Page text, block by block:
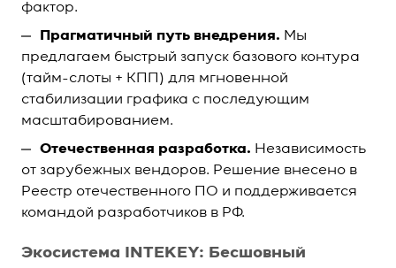
фактор.
Прагматичный путь внедрения. Мы
предлагаем быстрый запуск базового контура
(тайм-слоты + КПП) для мгновенной
стабилизации графика с последующим
масштабированием.
Отечественная разработка. Независимость
от зарубежных вендоров. Решение внесено в
Реестр отечественного ПО и поддерживается
командой разработчиков в РФ.
Экосистема INTEKEY: Бесшовный